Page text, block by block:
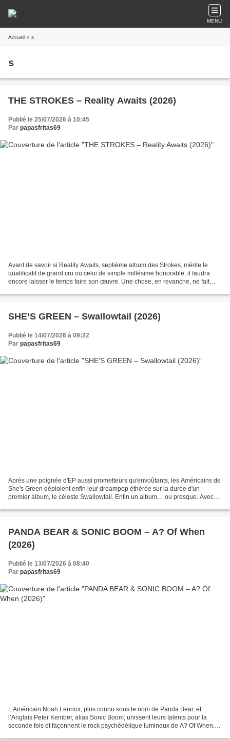
MENU
Accueil » s
s
THE STROKES – Reality Awaits (2026)
Publié le 25/07/2026 à 10:45
Par papasfritas69
Avant de savoir si Reality Awaits, septième album des Strokes, mérite le
qualificatif de grand cru ou celui de simple millésime honorable, il faudra
encore laisser le temps faire son œuvre. Une chose, en revanche, ne fait
SHE’S GREEN – Swallowtail (2026)
Publié le 14/07/2026 à 09:22
Par papasfritas69
Après une poignée d'EP aussi prometteurs qu'envoûtants, les Américains de
She's Green déploient enfin leur dreampop éthérée sur la durée d'un
premier album, le céleste Swallowtail. Enfin un album… ou presque. Avec
PANDA BEAR & SONIC BOOM – A? Of When
(2026)
Publié le 13/07/2026 à 08:40
Par papasfritas69
L’Américain Noah Lennox, plus connu sous le nom de Panda Bear, et
l’Anglais Peter Kember, alias Sonic Boom, unissent leurs talents pour la
seconde fois et façonnent le rock psychédélique lumineux de A? Of When.